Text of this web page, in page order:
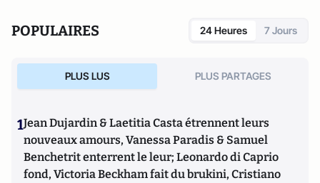
POPULAIRES 24 Heures 7 Jours
PLUS LUS PLUS PARTAGES
1Jean Dujardin & Laetitia Casta étrennent leurs
nouveaux amours, Vanessa Paradis & Samuel
Benchetrit enterrent le leur; Leonardo di Caprio
fond, Victoria Beckham fait du brukini, Cristiano